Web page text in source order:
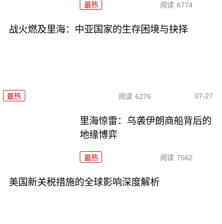
最热 阅读 6774
战火燃及里海：中亚国家的生存困境与抉择
最热 阅读 6276 07-27
里海惊雷：乌袭伊朗商船背后的
地缘博弈
最热 阅读 7562
美国新关税措施的全球影响深度解析